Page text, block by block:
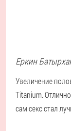
Еркин
Увеличение
Titanium.
сам секс стал